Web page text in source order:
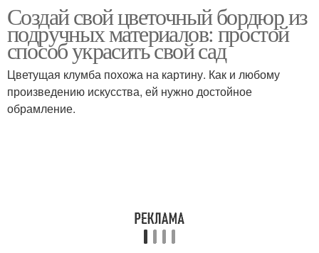
Создай свой цветочный бордюр из
подручных материалов: простой
способ украсить свой сад
Цветущая клумба похожа на картину. Как и любому
произведению искусства, ей нужно достойное
обрамление.